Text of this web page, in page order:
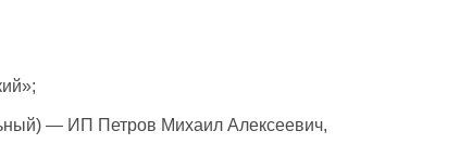
— ИП Петров Михаил Алексеевич,